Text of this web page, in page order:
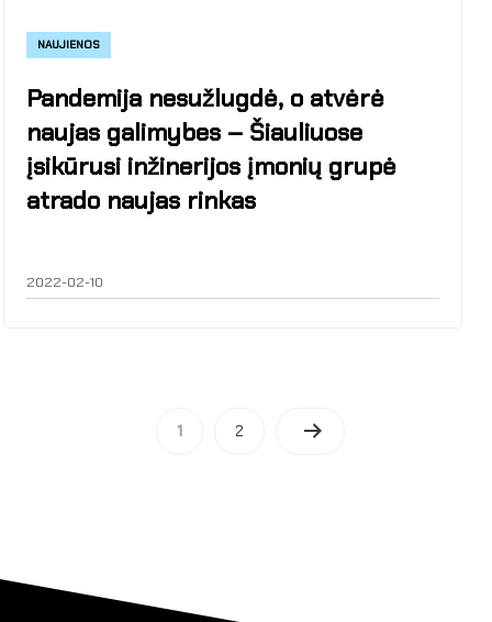
NAUJIENOS
Pandemija nesužlugdė, o atvėrė
naujas galimybes – Šiauliuose
įsikūrusi inžinerijos įmonių grupė
atrado naujas rinkas
2022-02-10
1 2